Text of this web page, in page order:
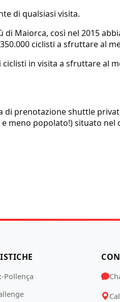
di qualsiasi visita.
Maiorca, così nel 2015
ciclisti a sfruttare al
in visita a sfruttare al
prenotazione shuttle
meno popolato!) situato nel
Pollença